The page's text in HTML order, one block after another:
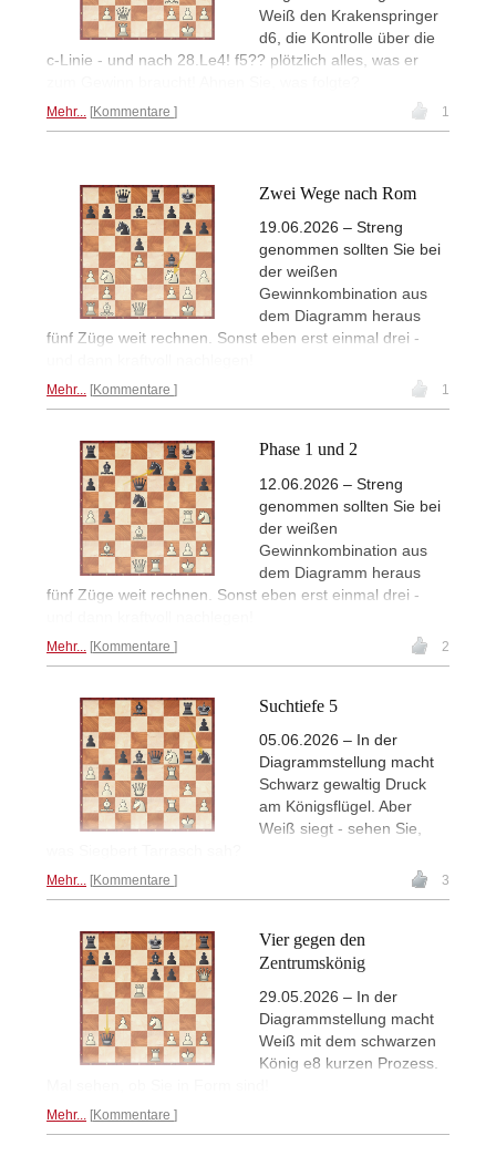
Weiß den Krakenspringer
d6, die Kontrolle über die
c-Linie - und nach 28.Le4! f5?? plötzlich alles, was er
Mehr... Kommentare 1
Zwei Wege nach Rom
19.06.2026 – Streng
genommen sollten Sie bei
der weißen
Gewinnkombination aus
dem Diagramm heraus
fünf Züge weit rechnen. Sonst eben erst einmal drei -
Mehr... Kommentare 1
Phase 1 und 2
12.06.2026 – Streng
genommen sollten Sie bei
der weißen
Gewinnkombination aus
dem Diagramm heraus
fünf Züge weit rechnen. Sonst eben erst einmal drei -
Mehr... Kommentare 2
Suchtiefe 5
05.06.2026 – In der
Diagrammstellung macht
Schwarz gewaltig Druck
am Königsflügel. Aber
Weiß siegt - sehen Sie,
Mehr... Kommentare 3
Vier gegen den
Zentrumskönig
29.05.2026 – In der
Diagrammstellung macht
Weiß mit dem schwarzen
König e8 kurzen Prozess.
Mehr... Kommentare